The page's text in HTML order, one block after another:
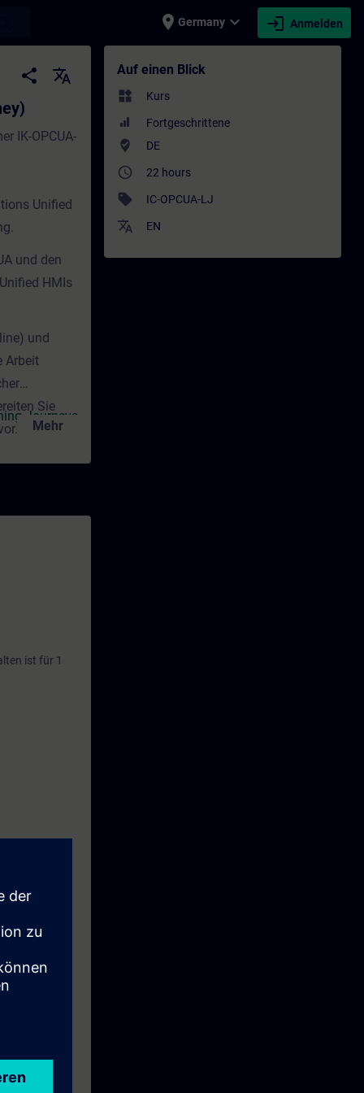
place Germany expand_more login Anmelden
- Schulung - Weiterbildung |
share
translate
IK-OPCUA-
Unified
und den
HMIs
und
Arbeit
Sie
Darüber
Journeys
Mehr
ist für 1
UA-
und
Auf einen Blick
widgets Kurs
Fortgeschrittene
where_to_vote DE
access_time 22 hours
sell IC-OPCUA-LJ
translate EN